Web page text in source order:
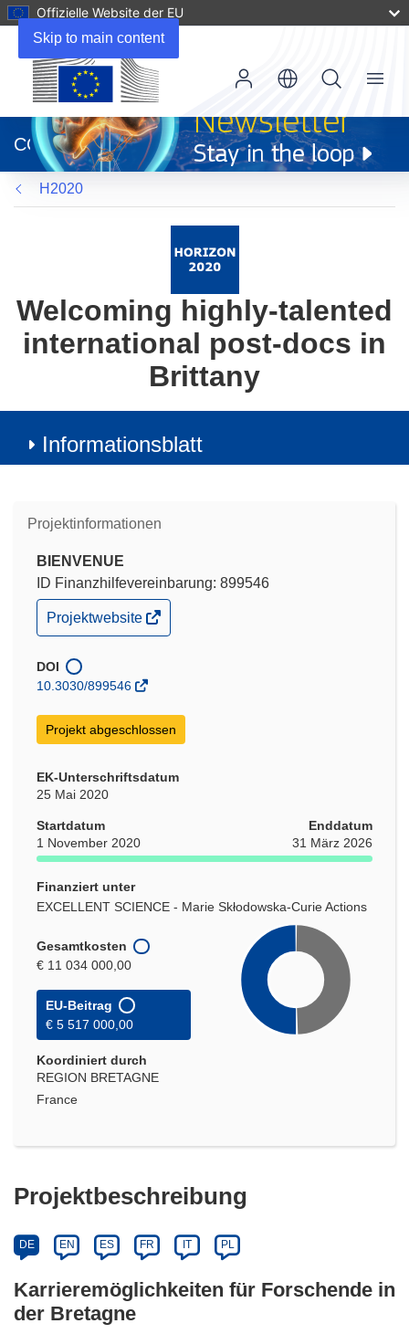
Skip to main content
Offizielle Website der EU
neuem
Fenster)
CORDIS
Menu
H2020
Welcoming highly-talented
international post-docs in
Brittany
Informationsblatt
Projektinformationen
BIENVENUE
ID Finanzhilfevereinbarung: 899546
(öffnet
in
Fenster)
Projektwebsite
DOI
10.3030/899546
Projekt abgeschlossen
EK-Unterschriftsdatum
25 Mai 2020
Startdatum
1 November 2020
Enddatum
31 März 2026
Finanziert unter
EXCELLENT SCIENCE - Marie Skłodowska-Curie Actions
Gesamtkosten
€ 11 034 000,00
EU-Beitrag
€ 5 517 000,00
Koordiniert durch
REGION BRETAGNE
France
Projektbeschreibung
DE EN ES FR IT PL
Karrieremöglichkeiten für Forschende in
der Bretagne